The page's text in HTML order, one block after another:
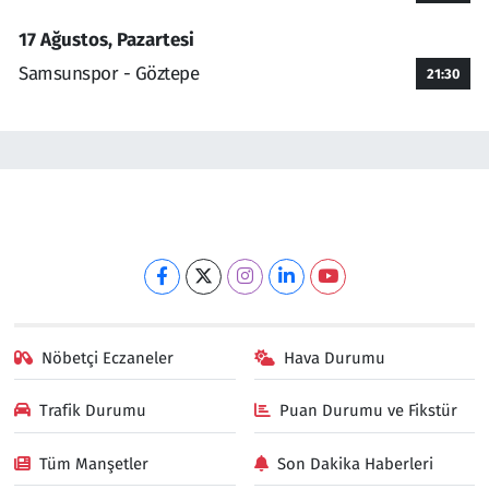
17 Ağustos, Pazartesi
Samsunspor - Göztepe
21:30
Nöbetçi Eczaneler Hava Durumu
Trafik Durumu Puan Durumu ve Fikstür
Tüm Manşetler Son Dakika Haberleri